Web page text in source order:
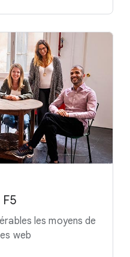
les moyens de
web